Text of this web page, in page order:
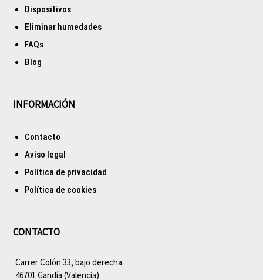
Dispositivos
Eliminar humedades
FAQs
Blog
INFORMACIÓN
Contacto
Aviso legal
Política de privacidad
Política de cookies
CONTACTO
Carrer Colón 33, bajo derecha
46701 Gandía (Valencia)